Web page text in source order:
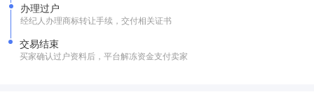
办理过户
经纪人办理商标转让手续，交付相关证书
交易结束
买家确认过户资料后，平台解冻资金支付卖家